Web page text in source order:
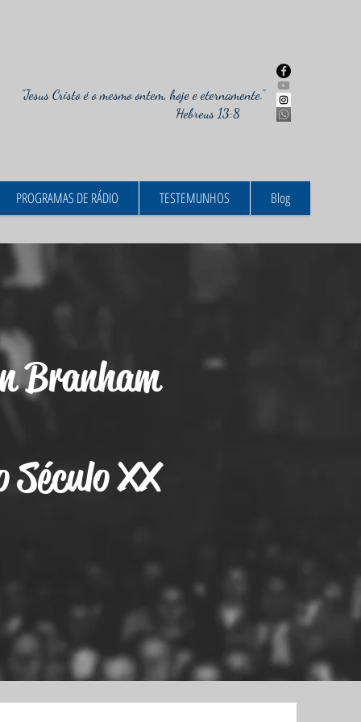
"Jesus Cristo é o mesmo ontem, hoje e eternamente."
Hebreus 13:8
PROGRAMAS DE RÁDIO TESTEMUNHOS Blog
Branham
XX